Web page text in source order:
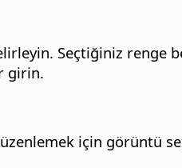
Seçtiğiniz renge
girin.
için görüntü